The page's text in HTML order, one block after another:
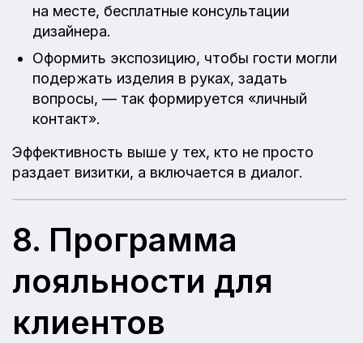
на месте, бесплатные консультации
дизайнера.
Оформить экспозицию, чтобы гости могли
подержать изделия в руках, задать
вопросы, — так формируется «личный
контакт».
Эффективность выше у тех, кто не просто
раздает визитки, а включается в диалог.
8. Программа
лояльности для
клиентов